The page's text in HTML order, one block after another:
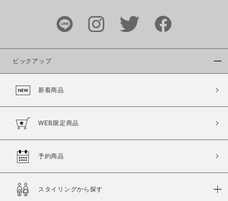
カラー
価格
ピックアップ
新着商品
WEB限定商品
予約商品
スタイリングから探す